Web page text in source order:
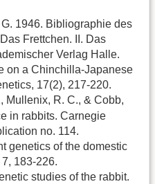
G. 1946. Bibliographie des
Frettchen. II. Das
Verlag Halle.
on a Chinchilla-Japanese
17(2), 217-220.
Mullenix, R. C., & Cobb,
in rabbits. Carnegie
no. 114.
genetics of the domestic
183-226.
studies of the rabbit.